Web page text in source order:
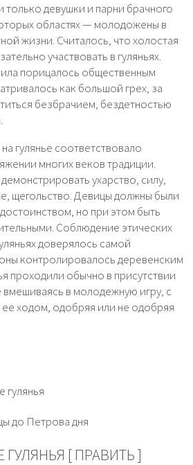
только девушки и парни брачного
областях — молодожены в
жизни. Считалось, что холостая
участвовать в гуляньях.
порицалось общественным
как большой грех, за
безбрачием, бездетностью
гулянье соответствовало
многих веков традиции.
ухарство, силу,
щегольство. Девицы должны были
но при этом быть
Соблюдение этических
доверялось самой
контролировалось деревенским
проходили обычно в присутствии
в молодежную игру, с
ходом, одобряя или не одобряя
гулянья
до Петрова дня
[ ПРАВИТЬ ]